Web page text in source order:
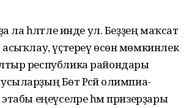
ла һәләтле инде ул. Беҙҙең маҡсат
үҫтереү өсөн мөмкинлек
республика райондары
Бөтә Рәсәй олимпиа­
еңеүселәре һәм призерҙары